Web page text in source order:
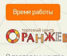
Время работы